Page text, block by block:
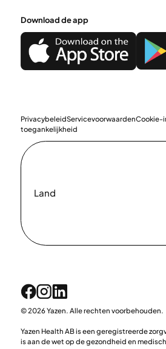
Download de app
PrivacybeleidServicevoorwaardenCookie-
toegankelijkheid
Land
© 2026 Yazen. Alle rechten voorbehouden.
Yazen Health AB is een geregistreerde
is aan de wet op de gezondheid en